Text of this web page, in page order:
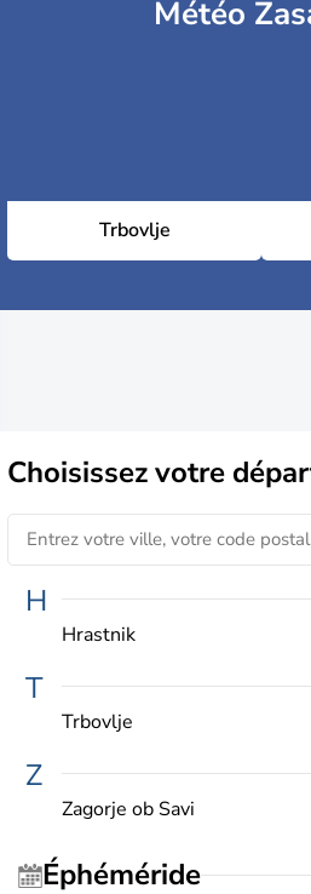
Météo
Trbovlje
Choisissezvotre
H
Hrastnik
T
Trbovlje
Z
Zagorje ob Savi
Éphéméride